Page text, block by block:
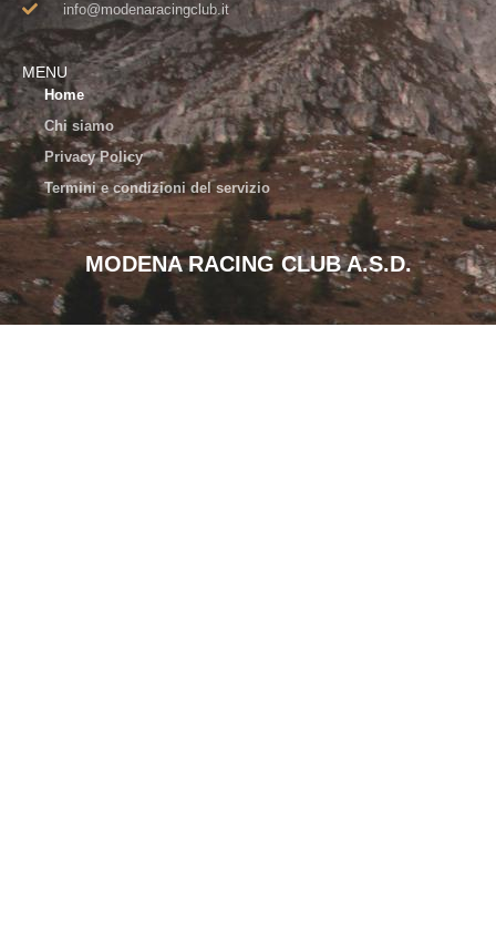
info@modenaracingclub.it​
MENU
Home
Chi siamo
Privacy Policy
Termini e condizioni del servizio
MODENA RACING CLUB A.S.D.